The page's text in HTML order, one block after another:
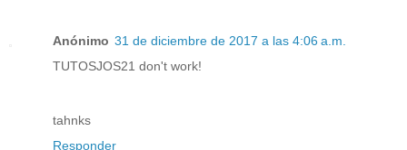
Anónimo 31 de diciembre de 2017 a las 4:06 a.m.
TUTOSJOS21 don't work!
tahnks
Responder